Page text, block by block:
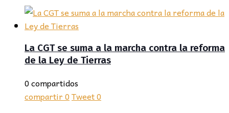
La CGT se suma a la marcha contra la reforma
de la Ley de Tierras
0 compartidos
compartir0Tweet0